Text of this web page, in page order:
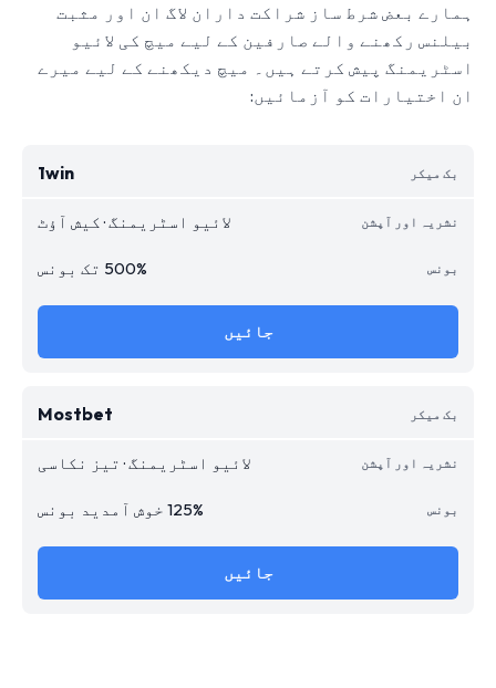
ہمارے بعض شرط ساز شراکت داران لاگ ان اور مثبت
بیلنس رکھنے والے صارفین کے لیے میچ کی لائیو
اسٹریمنگ پیش کرتے ہیں۔ میچ دیکھنے کے لیے میرے
ان اختیارات کو آزمائیں:
1win
لائیو اسٹریمنگ · کیش آؤٹ
500% تک بونس
جائیں
Mostbet
لائیو اسٹریمنگ · تیز نکاسی
125% خوش آمدید بونس
جائیں